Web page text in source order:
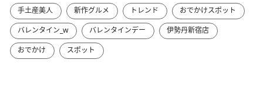
手土産美人 新作グルメ トレンド
おでかけスポット
バレンタイン_w
バレンタインデー
伊勢丹新宿店
おでかけ
スポット